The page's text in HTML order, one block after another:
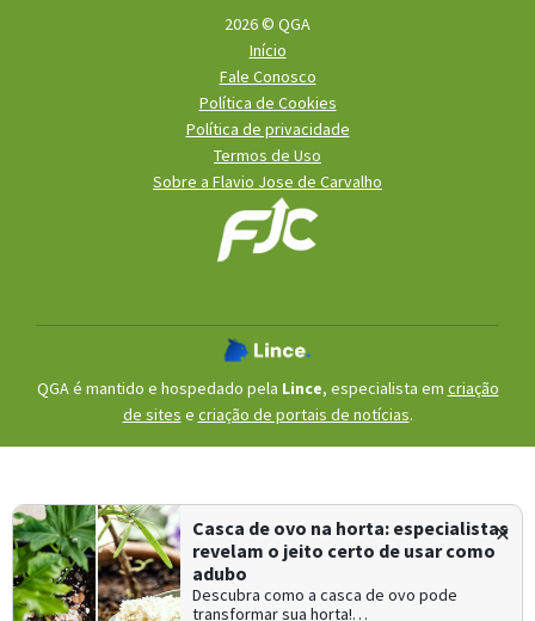
Casca de ovo na horta: especialistas
revelam o jeito certo de usar como
adubo
Descubra como a casca de ovo pode
transformar sua horta!…
×
2026 © QGA
Início
Fale Conosco
Política de Cookies
Política de privacidade
Termos de Uso
Sobre a Flavio Jose de Carvalho
QGA é mantido e hospedado pela Lince, especialista em criação
de sites e criação de portais de notícias.